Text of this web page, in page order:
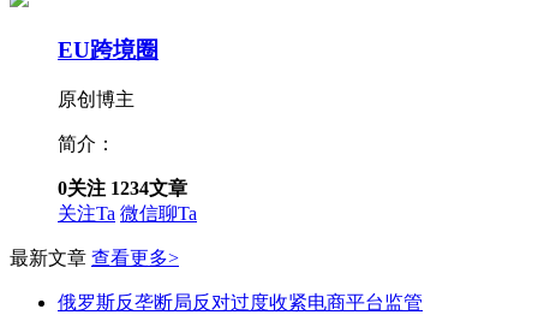
EU跨境圈
原创博主
简介：
0关注 1234文章
关注Ta 微信聊Ta
最新文章 查看更多>
俄罗斯反垄断局反对过度收紧电商平台监管